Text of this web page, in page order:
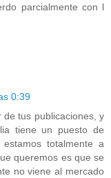
parcialmente con l
0:39
de tus publicaciones, y
tiene un puesto de
totalmente a
queremos es que se
no viene al mercado